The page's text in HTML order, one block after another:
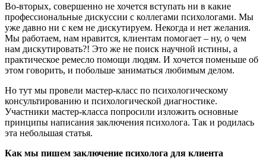
Во-вторых, совершенно не хочется вступать ни в какие
профессиональные дискуссии с коллегами психологами. Мы
уже давно ни с кем не дискутируем. Некогда и нет желания.
Мы работаем, нам нравится, клиентам помогает – ну, о чем
нам дискутировать?! Это же не поиск научной истины, а
практическое ремесло помощи людям. И хочется поменьше об
этом говорить, и побольше заниматься любимым делом.
Но тут мы провели мастер-класс по психологическому
консультированию и психологической диагностике.
Участники мастер-класса попросили изложить основные
принципы написания заключения психолога. Так и родилась
эта небольшая статья.
Как мы пишем заключение психолога для клиента